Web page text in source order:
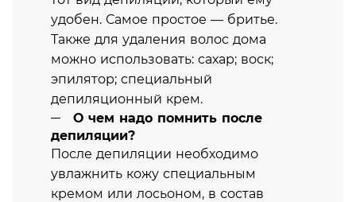
удобен. Самое простое — бритье.
Также для удаления волос дома
можно использовать: сахар; воск;
эпилятор; специальный
депиляционный крем.
О чем надо помнить после
депиляции?
После депиляции необходимо
увлажнить кожу специальным
кремом или лосьоном, в состав